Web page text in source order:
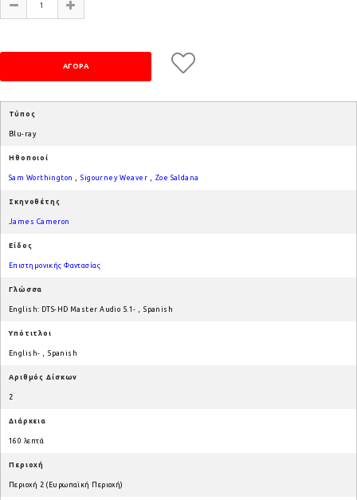
Τύπος
Blu-ray
Ηθοποιοί
Sam Worthington ,Sigourney Weaver Zoe Saldana
Σκηνοθέτης
James Cameron
Είδος
Επιστημονικής Φαντασίας
Γλώσσα
English: DTS-HD Master Audio 5.1- ,Spanish
Υπότιτλοι
English- ,Spanish
Αριθμός Δίσκων
2
Διάρκεια
160 λεπτά
Περιοχή
Περιοχή 2 (Ευρωπαϊκή Περιοχή)